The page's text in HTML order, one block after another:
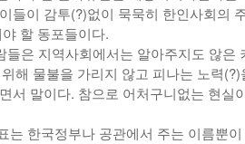
들이 감투(?)없이 묵묵히 한인사회의
할 동포들이다.
들은 지역사회에서는 알아주지도 않은
해 물불을 가리지 않고 피나는 노력(?)
서 말이다. 참으로 어처구니없는 현실
는 한국정부나 공관에서 주는 이름뿐이